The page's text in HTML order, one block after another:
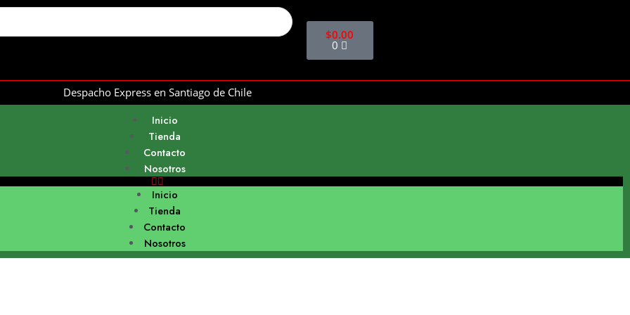
$0.00
0
Despacho Express en Santiago de Chile
Inicio
Tienda
Contacto
Nosotros
Inicio
Tienda
Contacto
Nosotros